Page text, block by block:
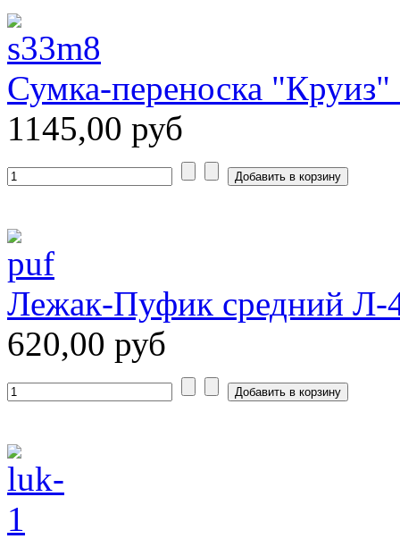
Сумка-переноска
1145,00 руб
Лежак-Пуфик средний Л-
620,00 руб